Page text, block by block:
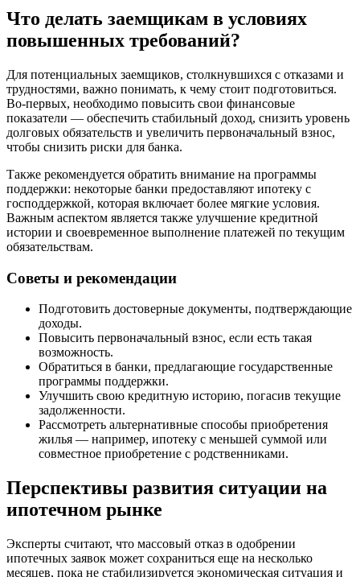
Что делать заемщикам в условиях
повышенных требований?
Для потенциальных заемщиков, столкнувшихся с отказами и
трудностями, важно понимать, к чему стоит подготовиться.
Во-первых, необходимо повысить свои финансовые
показатели — обеспечить стабильный доход, снизить уровень
долговых обязательств и увеличить первоначальный взнос,
чтобы снизить риски для банка.
Также рекомендуется обратить внимание на программы
поддержки: некоторые банки предоставляют ипотеку с
господдержкой, которая включает более мягкие условия.
Важным аспектом является также улучшение кредитной
истории и своевременное выполнение платежей по текущим
обязательствам.
Советы и рекомендации
Подготовить достоверные документы, подтверждающие
доходы.
Повысить первоначальный взнос, если есть такая
возможность.
Обратиться в банки, предлагающие государственные
программы поддержки.
Улучшить свою кредитную историю, погасив текущие
задолженности.
Рассмотреть альтернативные способы приобретения
жилья — например, ипотеку с меньшей суммой или
совместное приобретение с родственниками.
Перспективы развития ситуации на
ипотечном рынке
Эксперты считают, что массовый отказ в одобрении
ипотечных заявок может сохраниться еще на несколько
месяцев, пока не стабилизируется экономическая ситуация и